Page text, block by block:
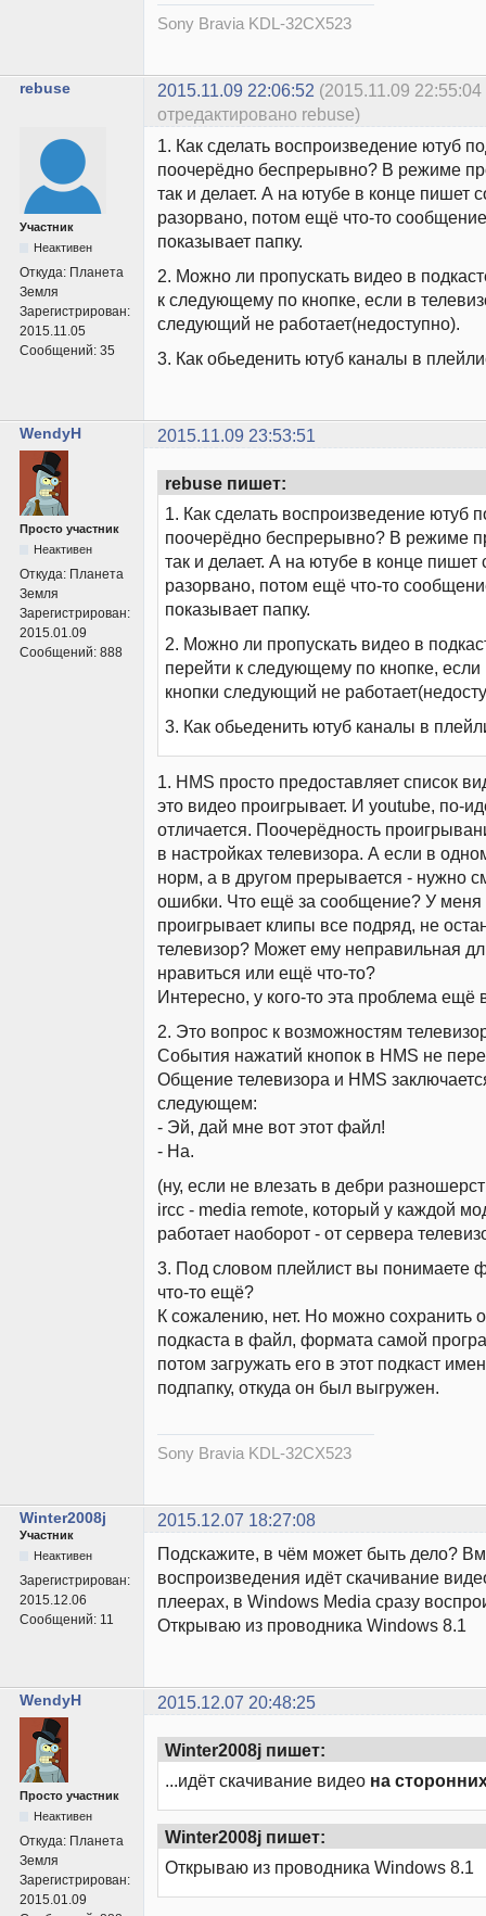
Sony Bravia KDL-32CX523
rebuse 2015.11.09 22:06:52 (2015.11.09 22:55:04
отредактировано rebuse)
Участник
Неактивен
Откуда: Планета
Земля
Зарегистрирован:
2015.11.05
Сообщений: 35
1. Как сделать воспроизведение ютуб
поочерёдно беспрерывно? В режиме
так и делает. А на ютубе в конце пишет
разорвано, потом ещё что-то
показывает папку.
2. Можно ли пропускать видео в
к следующему по кнопке, если в
следующий не работает(недоступно).
3. Как обьеденить ютуб каналы в
WendyH 2015.11.09 23:53:51
Просто участник
Неактивен
Откуда: Планета
Земля
Зарегистрирован:
2015.01.09
Сообщений: 888
rebuse пишет:
1. Как сделать воспроизведение ютуб
поочерёдно беспрерывно? В режиме
так и делает. А на ютубе в конце
разорвано, потом ещё что-то
показывает папку.
2. Можно ли пропускать видео в
перейти к следующему по кнопке, если
кнопки следующий не
3. Как обьеденить ютуб каналы в
1. HMS просто предоставляет список
это видео проигрывает. И youtube, по-
отличается. Поочерёдность
в настройках телевизора. А если в
норм, а в другом прерывается - нужно
ошибки. Что ещё за сообщение? У меня
проигрывает клипы все подряд, не
телевизор? Может ему неправильная
нравиться или ещё что-то?
Интересно, у кого-то эта проблема ещё
2. Это вопрос к возможностям
События нажатий кнопок в HMS не
Общение телевизора и HMS
следующем:
- Эй, дай мне вот этот файл!
- На.
(ну, если не влезать в дебри
ircc - media remote, который у каждой
работает наоборот - от сервера
3. Под словом плейлист вы понимаете
что-то ещё?
К сожалению, нет. Но можно сохранить
подкаста в файл, формата самой
потом загружать его в этот подкаст
подпапку, откуда он был выгружен.
Sony Bravia KDL-32CX523
Winter2008j 2015.12.07 18:27:08
Участник
Неактивен
Зарегистрирован:
2015.12.06
Сообщений: 11
Подскажите, в чём может быть дело?
воспроизведения идёт скачивание
плеерах, в Windows Media сразу
Открываю из проводника Windows 8.1
WendyH 2015.12.07 20:48:25
Просто участник
Неактивен
Откуда: Планета
Земля
Зарегистрирован:
2015.01.09
Winter2008j пишет:
...идёт скачивание видео на
Winter2008j пишет:
Открываю из проводника Windows 8.1